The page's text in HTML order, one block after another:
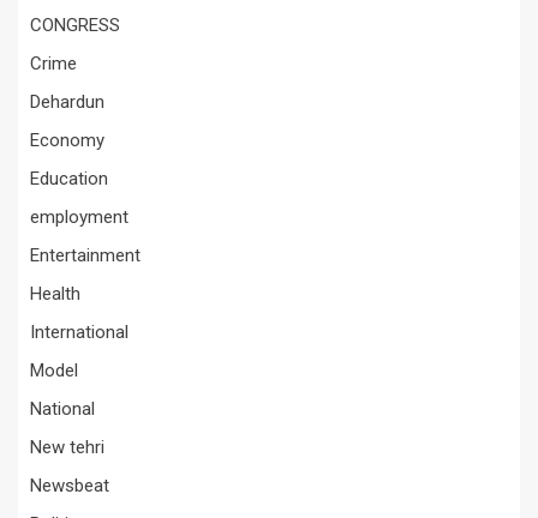
CONGRESS
Crime
Dehardun
Economy
Education
employment
Entertainment
Health
International
Model
National
New tehri
Newsbeat